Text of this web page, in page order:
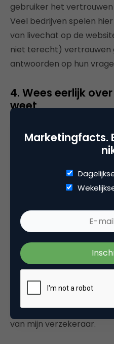
gebruiker het
Veel bedrijven spelen
van livechat op de
niet terecht) vertrouwen
antwoorden op hun
4. Wees eerlijk
weet
Mensen die alles
oordeel klaar hebben,
dan degenen die eerlijk
weten of kunnen. Een
informatie, ook over mij
worden geanalyseerd en
vervolgens wel de juiste
en transparant zijn over
weet. Een kleine fout
De aanhef Geachte
polisbrief kan voor mij
van mijn verzekeraar.
Marketingfacts.